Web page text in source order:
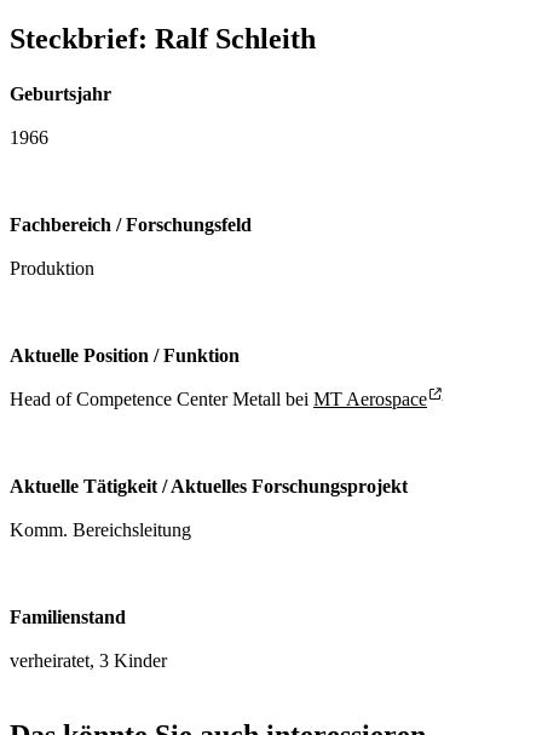
Steckbrief: Ralf Schleith
Geburtsjahr
1966
Fachbereich / Forschungsfeld
Produktion
Aktuelle Position / Funktion
Head of Competence Center Metall bei MT Aerospace
Aktuelle Tätigkeit / Aktuelles Forschungsprojekt
Komm. Bereichsleitung
Familienstand
verheiratet, 3 Kinder